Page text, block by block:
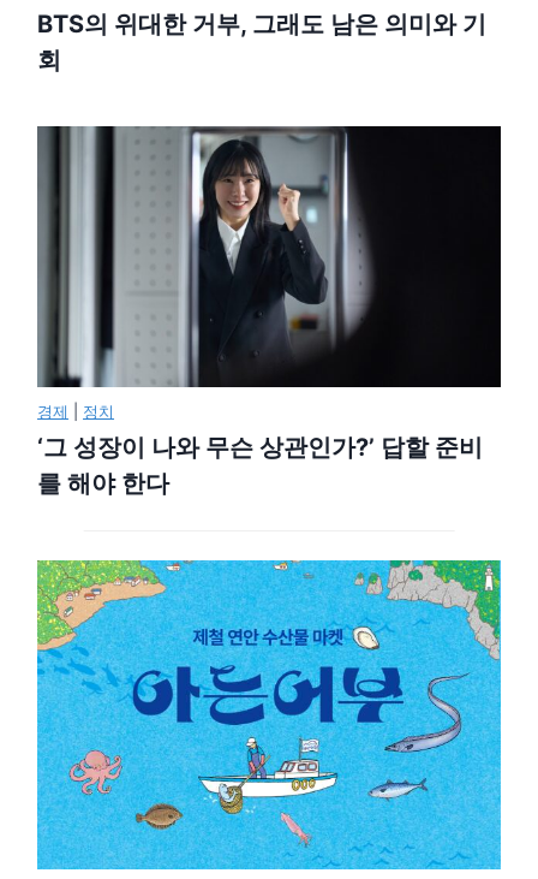
BTS의 위대한 거부, 그래도 남은 의미와 기
회
경제 정치
‘그 성장이 나와 무슨 상관인가?’ 답할 준비
를 해야 한다